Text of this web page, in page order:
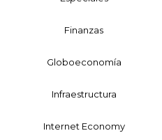
Finanzas
Globoeconomía
Infraestructura
Internet Economy